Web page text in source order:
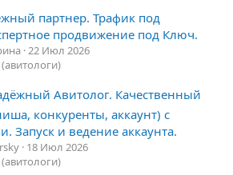
партнер. Трафик под
продвижение под Ключ.
22 Июл 2026
Авитолог. Качественный
конкуренты, аккаунт) с
Запуск и ведение аккаунта.
18 Июл 2026